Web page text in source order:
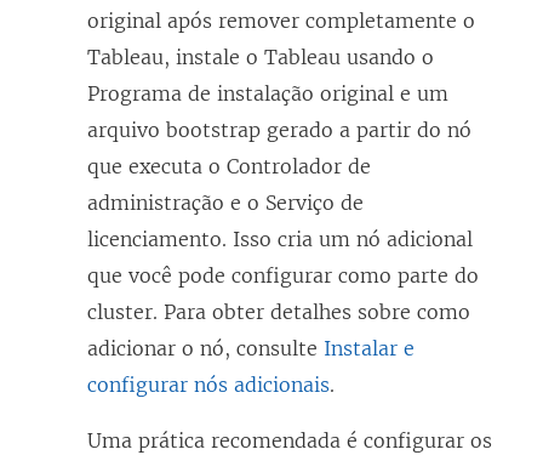
original após remover completamente o
Tableau, instale o Tableau usando o
Programa de instalação original e um
arquivo bootstrap gerado a partir do nó
que executa o Controlador de
administração e o Serviço de
licenciamento. Isso cria um nó adicional
que você pode configurar como parte do
cluster. Para obter detalhes sobre como
adicionar o nó, consulte Instalar e
configurar nós adicionais.
Uma prática recomendada é configurar os